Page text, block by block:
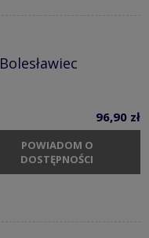
96,90 zł
POWIADOM O
DOSTĘPNOŚCI